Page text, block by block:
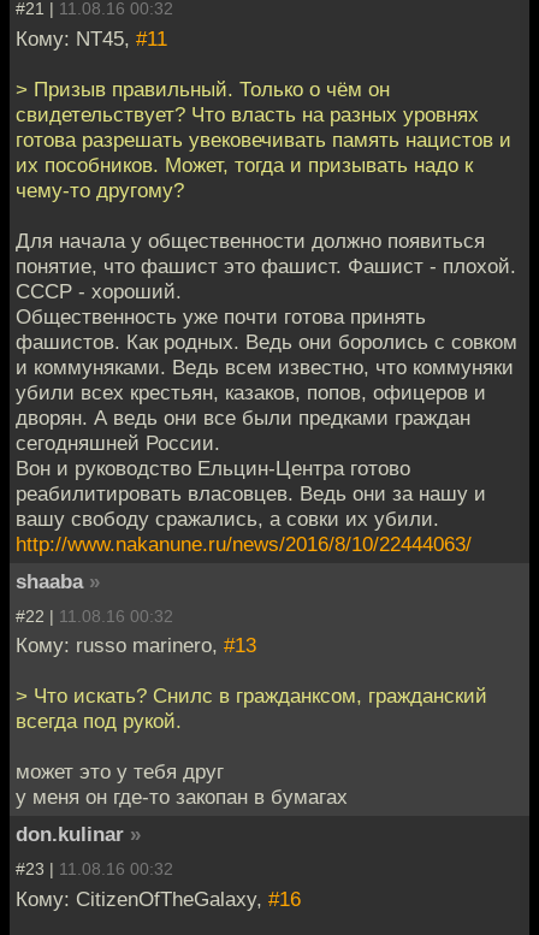
#21 | 11.08.16 00:32
Кому: NT45, #11
> Призыв правильный. Только о чём он
свидетельствует? Что власть на разных уровнях
готова разрешать увековечивать память нацистов и
их пособников. Может, тогда и призывать надо к
чему-то другому?
Для начала у общественности должно появиться
понятие, что фашист это фашист. Фашист - плохой.
СССР - хороший.
Общественность уже почти готова принять
фашистов. Как родных. Ведь они боролись с совком
и коммуняками. Ведь всем известно, что коммуняки
убили всех крестьян, казаков, попов, офицеров и
дворян. А ведь они все были предками граждан
сегодняшней России.
Вон и руководство Ельцин-Центра готово
реабилитировать власовцев. Ведь они за нашу и
вашу свободу сражались, а совки их убили.
http://www.nakanune.ru/news/2016/8/10/22444063/
shaaba »
#22 | 11.08.16 00:32
Кому: russo marinero, #13
> Что искать? Снилс в гражданксом, гражданский
всегда под рукой.
может это у тебя друг
у меня он где-то закопан в бумагах
don.kulinar »
#23 | 11.08.16 00:32
Кому: CitizenOfTheGalaxy, #16